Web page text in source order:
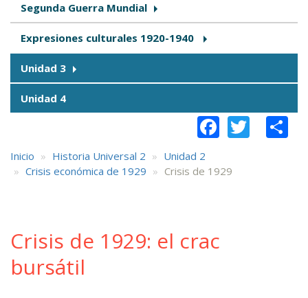
Segunda Guerra Mundial
Expresiones culturales 1920-1940
Unidad 3
Unidad 4
Inicio Historia Universal 2
Unidad 2
Crisis económica de 1929
Crisis de 1929
Crisis de 1929: el crac
bursátil